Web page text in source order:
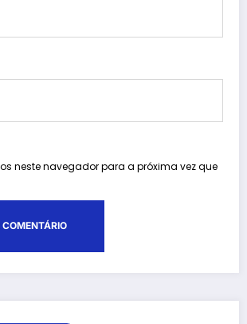
neste navegador para a próxima vez que